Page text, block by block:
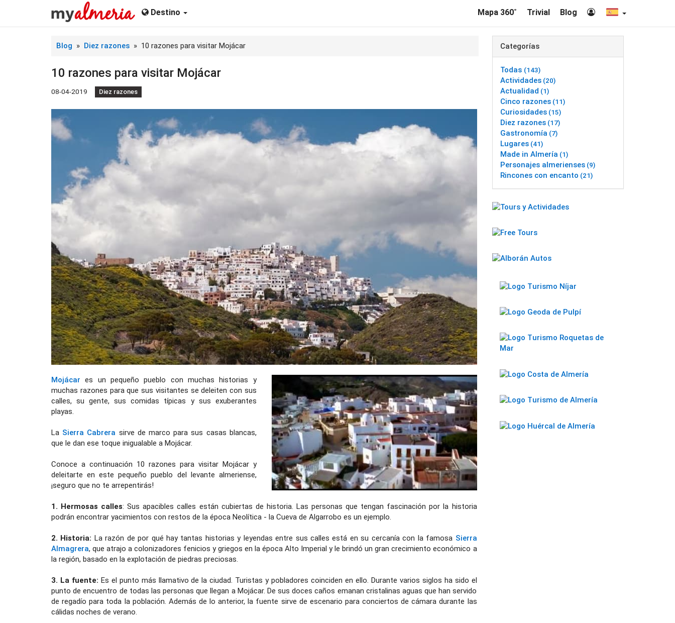
Destino Mapa 360˚ Trivial Blog
Blog » Diez razones » 10 razones para visitar Mojácar
10 razones para visitar Mojácar
08-04-2019 Diez razones
Mojácar es un pequeño pueblo con muchas historias y
muchas razones para que sus visitantes se deleiten con sus
calles, su gente, sus comidas típicas y sus exuberantes
playas.
La Sierra Cabrera sirve de marco para sus casas blancas,
que le dan ese toque inigualable a Mojácar.
Conoce a continuación 10 razones para visitar Mojácar y
deleitarte en este pequeño pueblo del levante almeriense,
¡seguro que no te arrepentirás!
1. Hermosas calles: Sus apacibles calles están cubiertas de historia. Las personas que tengan fascinación por la historia
podrán encontrar yacimientos con restos de la época Neolítica - la Cueva de Algarrobo es un ejemplo.
2. Historia: La razón de por qué hay tantas historias y leyendas entre sus calles está en su cercanía con la famosa Sierra
Almagrera, que atrajo a colonizadores fenicios y griegos en la época Alto Imperial y le brindó un gran crecimiento económico a
la región, basado en la explotación de piedras preciosas.
3. La fuente: Es el punto más llamativo de la ciudad. Turistas y pobladores coinciden en ello. Durante varios siglos ha sido el
punto de encuentro de todas las personas que llegan a Mojácar. De sus doces caños emanan cristalinas aguas que han servido
de regadío para toda la población. Además de lo anterior, la fuente sirve de escenario para conciertos de cámara durante las
cálidas noches de verano.
Categorías
Todas (143)
Actividades(20)
Actualidad (1)
Cinco razones(11)
Curiosidades(15)
Diez razones(17)
Gastronomía (7)
Lugares(41)
Made in Almería (1)
Personajes almerienses(9)
Rincones con encanto (21)